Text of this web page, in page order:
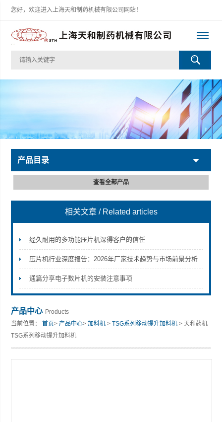
您好，欢迎进入上海天和制药机械有限公司网站！
上海天和制药机械有限公司
产品目录
查看全部产品
相关文章 / Related articles
经久耐用的多功能压片机深得客户的信任
压片机行业深度报告：2026年厂家技术趋势与市场前景分析
通篇分享电子数片机的安装注意事项
产品中心 Products
当前位置：首页>产品中心>加料机 >TSG系列移动提升加料机 > 天和药机
TSG系列移动提升加料机